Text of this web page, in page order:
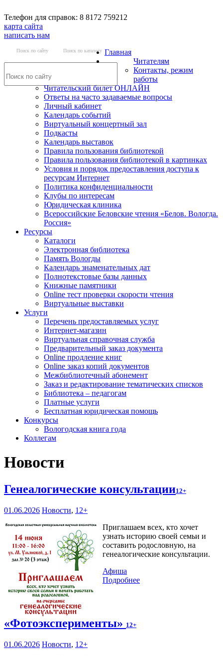
Телефон для справок: 8 8172 759212
карта сайта
написать нам
Поиск по сайту Поиск по каталогу Главная
Читателям
Контакты, режим
работы
Читательский билет ОНЛАЙН
Ответы на часто задаваемые вопросы
Личный кабинет
Календарь событий
Виртуальный концертный зал
Подкасты
Календарь выставок
Правила пользования библиотекой
Правила пользования библиотекой в картинках
Условия и порядок предоставления доступа к
ресурсам Интернет
Политика конфиденциальности
Клубы по интересам
Юридическая клиника
Всероссийские Беловские чтения «Белов. Вологда.
Россия»
Ресурсы
Каталоги
Электронная библиотека
Память Вологды
Календарь знаменательных дат
Полнотекстовые базы данных
Книжные памятники
Online тест проверки скорости чтения
Виртуальные выставки
Услуги
Перечень предоставляемых услуг
Интернет-магазин
Виртуальная справочная служба
Предварительный заказ документа
Online продление книг
Online заказ копий документов
Межбиблиотечный абонемент
Заказ и редактирование тематических списков
Библиотека – педагогам
Платные услуги
Бесплатная юридическая помощь
Конкурсы
Вологодская книга года
Коллегам
Новости
Генеалогические консультации12+
01.06.2026 Новости, 12+
Приглашаем всех, кто хочет
узнать историю своей семьи и
составить родословную, на
генеалогические консультации.
Афиша
Подробнее
«Фотоэксперименты» 12+
01.06.2026 Новости, 12+